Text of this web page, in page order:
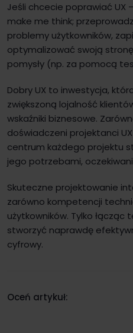
Jeśli chcecie poprawiać UX
make me think;
problemy użytkowników,
optymalizować swoją
pomysły (np. za pomocą
Dobry UX to inwestycja,
zwiększoną lojalność
wskaźniki biznesowe.
doświadczeni projektanci
centrum każdego projektu
jego potrzebami,
Skuteczne projektowanie
zarówno kompetencji
użytkowników. Tylko
stworzyć naprawdę
cyfrowy.
Oceń artykuł: